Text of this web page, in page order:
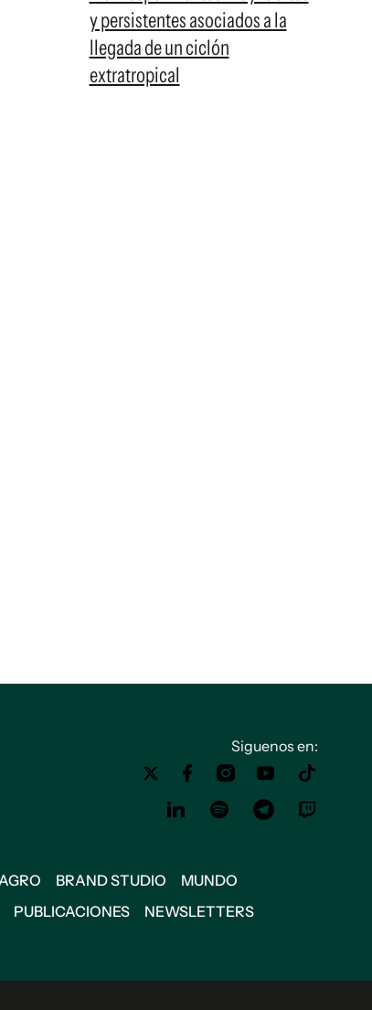
y persistentes asociados a la
llegada de un ciclón
extratropical
Siguenos en:
BRAND STUDIO
MUNDO
PUBLICACIONES
NEWSLETTERS